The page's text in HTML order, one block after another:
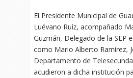
El Presidente Municipal de
Luévano Ruíz, acompañado
Guzmán, Delegado de la SEP
como Mario Alberto Ramírez,
Departamento de
acudieron a dicha institución